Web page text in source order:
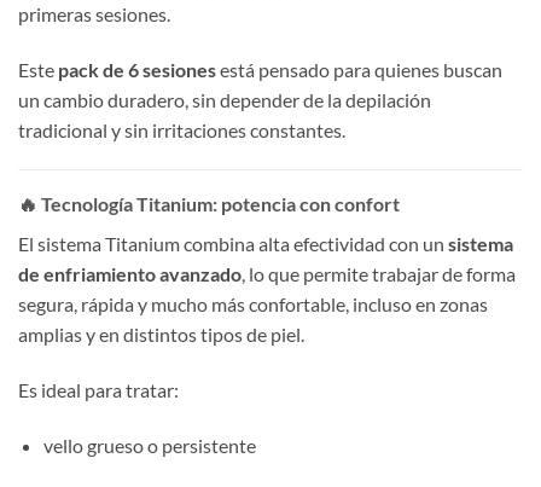
primeras sesiones.
Este pack de 6 sesionesestá pensado para quienes buscan
un cambio duradero, sin depender de la depilación
tradicional y sin irritaciones constantes.
🔥 Tecnología Titanium: potencia con confort
El sistema Titanium combina alta efectividad con un sistema
de enfriamiento avanzado, lo que permite trabajar de forma
segura, rápida y mucho más confortable, incluso en zonas
amplias y en distintos tipos de piel.
Es ideal para tratar:
vello grueso o persistente